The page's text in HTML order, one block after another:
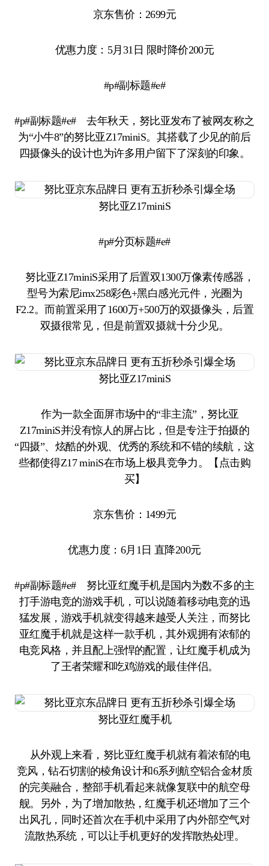
京东售价：2699元
优惠力度：5月31日 限时降价200元
#p#副标题#e#
#p#副标题#e# 去年秋天，努比亚发布了被网友称之
为“小牛8”的努比亚Z17miniS。其搭载了少见的前后
四摄像头的设计也为许多用户留下了深刻的印象。
努比亚Z17miniS
#p#分页标题#e#
努比亚Z17miniS采用了后置双1300万像素传感器，
型号为索尼imx258彩色+黑白感光元件，光圈为
F2.2。而前置采用了1600万+500万的双摄像头，后置
双摄很常见，但是前置双摄就十分少见。
努比亚Z17miniS
作为一款全面屏市场中的“非主流”，努比亚
Z17miniS并没有惊人的屏占比，但是专注于拍摄的
“四摄”、炫酷的外观、优秀的系统和不错的续航，这
些都使得Z17 miniS在市场上极具竞争力。【点击购
买】
京东售价：1499元
优惠力度：6月1日 直降200元
#p#副标题#e# 努比亚红魔手机是国内为数不多的主
打手游电竞的游戏手机，可以说随着移动电竞的迅
猛发展，游戏手机就变得越来越受人关注，而努比
亚红魔手机就是这样一款手机，其外观拥有浓郁的
电竞风格，并且配上强悍的配置，让红魔手机成为
了王者荣耀和吃鸡游戏的最佳伴侣。
努比亚红魔手机
从外观上来看，努比亚红魔手机就有着浓郁的电
竞风，钻石切割的棱角设计和6系列航空铝合金材质
的完美融合，整部手机看起来就像复联中的航空母
舰。另外，为了增加散热，红魔手机还增加了三个
出风孔，同时还首次在手机中采用了内外部空气对
流散热系统，可以让手机更好的发挥散热处理。